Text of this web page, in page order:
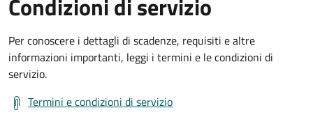
Per conoscere i dettagli di scadenze, requisiti e altre
informazioni importanti, leggi i termini e le condizioni di
servizio.
Termini e condizioni di servizio